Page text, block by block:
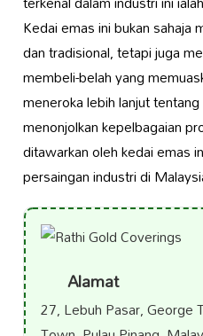
Kedai emas ini bukan sahaja
dan tradisional, tetapi juga
membeli-belah yang
meneroka lebih lanjut
menonjolkan kepelbagaian
ditawarkan oleh kedai emas
persaingan industri di
Alamat
27, Lebuh Pasar, George